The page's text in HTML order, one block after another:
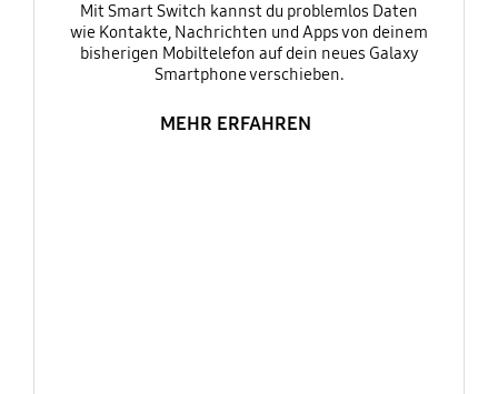
Mit Smart Switch kannst du problemlos Daten
wie Kontakte, Nachrichten und Apps von deinem
bisherigen Mobiltelefon auf dein neues Galaxy
Smartphone verschieben.
MEHR ERFAHREN